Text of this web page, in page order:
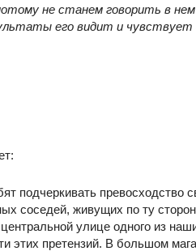
не станем говорить в нем
его видит и чувствует
подчеркивать
соседей, живущих по ту
улице одного из
этих претензий. В большом